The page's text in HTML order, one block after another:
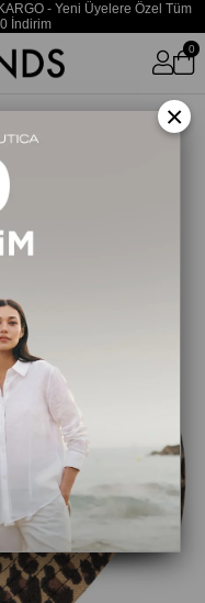
- Yeni Üyelere Özel Tüm
İndirim
0
9FORTY 60595363 Şapka
×